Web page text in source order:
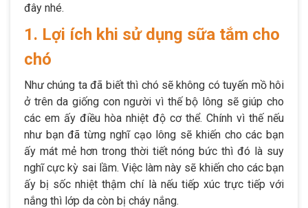
đây nhé.
1. Lợi ích khi sử dụng sữa tắm cho
chó
Như chúng ta đã biết thì chó sẽ không có tuyến mồ hôi
ở trên da giống con người vì thế bộ lông sẽ giúp cho
các em ấy điều hòa nhiệt độ cơ thể. Chính vì thế nếu
như bạn đã từng nghĩ cạo lông sẽ khiến cho các bạn
ấy mát mẻ hơn trong thời tiết nóng bức thì đó là suy
nghĩ cực kỳ sai lầm. Việc làm này sẽ khiến cho các bạn
ấy bị sốc nhiệt thậm chí là nếu tiếp xúc trực tiếp với
nắng thì lớp da còn bị cháy nắng.